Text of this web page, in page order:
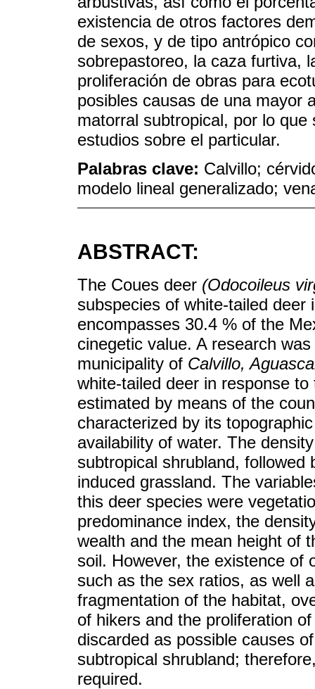
existencia de otros factores
de sexos, y de tipo antrópico
sobrepastoreo, la caza furtiva,
proliferación de obras para
posibles causas de una mayor
matorral subtropical, por lo
estudios sobre el particular.
Palabras clave: Calvillo;
modelo lineal generalizado;
ABSTRACT:
The Coues deer (Odocoileus
subspecies of white-tailed
encompasses 30.4 % of the
cinegetic value. A research
municipality of Calvillo,
white-tailed deer in response
estimated by means of the
characterized by its
availability of water. The
subtropical shrubland,
induced grassland. The
this deer species were
predominance index, the
wealth and the mean height of
soil. However, the existence of
such as the sex ratios, as well
fragmentation of the habitat,
of hikers and the proliferation
discarded as possible causes
subtropical shrubland;
required.